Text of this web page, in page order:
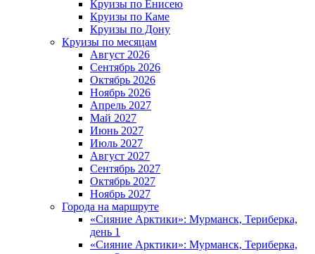
Круизы по Енисею
Круизы по Каме
Круизы по Дону
Круизы по месяцам
Август 2026
Сентябрь 2026
Октябрь 2026
Ноябрь 2026
Апрель 2027
Май 2027
Июнь 2027
Июль 2027
Август 2027
Сентябрь 2027
Октябрь 2027
Ноябрь 2027
Города на маршруте
«Сияние Арктики»: Мурманск, Териберка,
день 1
«Сияние Арктики»: Мурманск, Териберка,